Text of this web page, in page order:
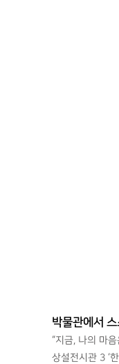
박물관에서
“지금, 나의 마
상설전시관 3 ‘